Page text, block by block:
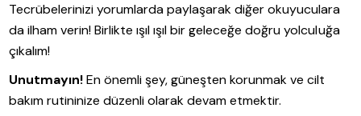
Tecrübelerinizi yorumlarda paylaşarak diğer okuyuculara
da ilham verin! Birlikte ışıl ışıl bir geleceğe doğru yolculuğa
çıkalım!
Unutmayın!En önemli şey, güneşten korunmak ve cilt
bakım rutininize düzenli olarak devam etmektir.